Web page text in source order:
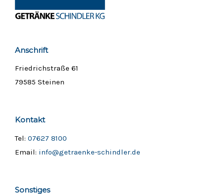
Anschrift
Friedrichstraße 61
79585 Steinen
Kontakt
Tel: 07627 8100
Email: info@getraenke-schindler.de
Sonstiges